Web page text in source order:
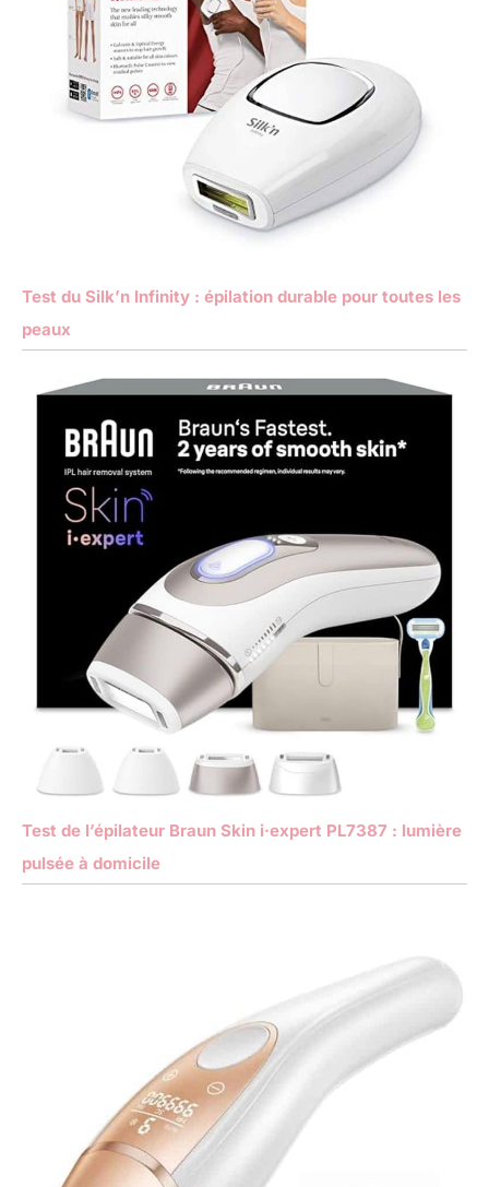
Test du Silk’n Infinity : épilation durable pour toutes les
peaux
Test de l’épilateur Braun Skin i·expert PL7387 : lumière
pulsée à domicile